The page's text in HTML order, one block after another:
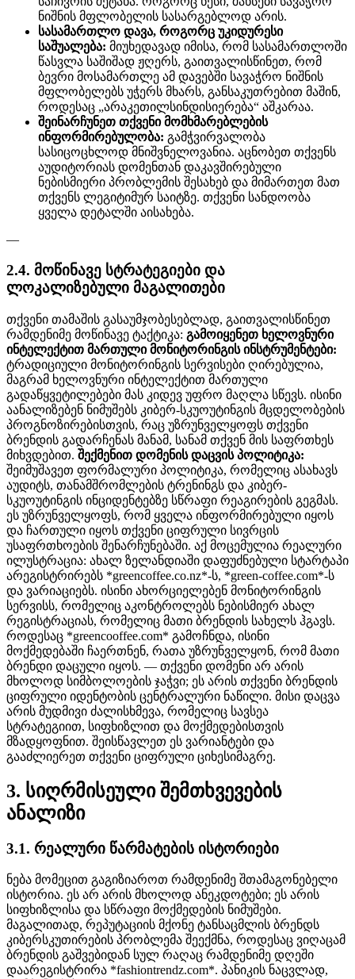
ნიშნის მფლობელის სასარგებლოდ არის.
სასამართლო დავა, როგორც უკიდურესი
საშუალება: მიუხედავად იმისა, რომ სასამართლოში
წასვლა საშიშად ჟღერს, გაითვალისწინეთ, რომ
ბევრი მოსამართლე ამ დავებში სავაჭრო ნიშნის
მფლობელებს უჭერს მხარს, განსაკუთრებით მაშინ,
როდესაც „არაკეთილსინდისიერება“ აშკარაა.
შეინარჩუნეთ თქვენი მომხმარებლების
ინფორმირებულობა: გამჭვირვალობა
სასიცოცხლოდ მნიშვნელოვანია. აცნობეთ თქვენს
აუდიტორიას დომენთან დაკავშირებული
ნებისმიერი პრობლემის შესახებ და მიმართეთ მათ
თქვენს ლეგიტიმურ საიტზე. თქვენი სანდოობა
ყველა დეტალში აისახება.
—
2.4. მოწინავე სტრატეგიები და
ლოკალიზებული მაგალითები
თქვენი თამაშის გასაუმჯობესებლად, გაითვალისწინეთ
რამდენიმე მოწინავე ტაქტიკა: გამოიყენეთ ხელოვნური
ინტელექტით მართული მონიტორინგის ინსტრუმენტები:
ტრადიციული მონიტორინგის სერვისები ღირებულია,
მაგრამ ხელოვნური ინტელექტით მართული
გადაწყვეტილებები მას კიდევ უფრო მაღლა სწევს. ისინი
აანალიზებენ ნიმუშებს კიბერ-სკუოუტინგის მცდელობების
პროგნოზირებისთვის, რაც უზრუნველყოფს თქვენი
ბრენდის გადარჩენას მანამ, სანამ თქვენ მის საფრთხეს
მიხვდებით. შექმენით დომენის დაცვის პოლიტიკა:
შეიმუშავეთ ფორმალური პოლიტიკა, რომელიც ასახავს
აუდიტს, თანამშრომლების ტრენინგს და კიბერ-
სკუოუტინგის ინციდენტებზე სწრაფი რეაგირების გეგმას.
ეს უზრუნველყოფს, რომ ყველა ინფორმირებული იყოს
და ჩართული იყოს თქვენი ციფრული სივრცის
უსაფრთხოების შენარჩუნებაში. აქ მოცემულია რეალური
ილუსტრაცია: ახალ ზელანდიაში დაფუძნებული სტარტაპი
არეგისტრირებს *greencoffee.co.nz*-ს, *green-coffee.com*-ს
და ვარიაციებს. ისინი ახორციელებენ მონიტორინგის
სერვისს, რომელიც აკონტროლებს ნებისმიერ ახალ
რეგისტრაციას, რომელიც მათი ბრენდის სახელს ჰგავს.
როდესაც *greencooffee.com* გამოჩნდა, ისინი
მოქმედებაში ჩაერთნენ, რათა უზრუნველყონ, რომ მათი
ბრენდი დაცული იყოს. — თქვენი დომენი არ არის
მხოლოდ სიმბოლოების ჯაჭვი; ეს არის თქვენი ბრენდის
ციფრული იდენტობის ცენტრალური ნაწილი. მისი დაცვა
არის მუდმივი ძალისხმევა, რომელიც სავსეა
სტრატეგიით, სიფხიზლით და მოქმედებისთვის
მზადყოფნით. შეისწავლეთ ეს ვარიანტები და
გააძლიერეთ თქვენი ციფრული ციხესიმაგრე.
3. სიღრმისეული შემთხვევების
ანალიზი
3.1. რეალური წარმატების ისტორიები
ნება მომეცით გაგიზიაროთ რამდენიმე შთამაგონებელი
ისტორია. ეს არ არის მხოლოდ ანეკდოტები; ეს არის
სიფხიზლისა და სწრაფი მოქმედების ნიმუშები.
მაგალითად, რეპუტაციის მქონე ტანსაცმლის ბრენდს
კიბერსკუთირების პრობლემა შეექმნა, როდესაც ვიღაცამ
ბრენდის გაშვებიდან სულ რაღაც რამდენიმე დღეში
დაარეგისტრირა *fashiontrendz.com*. პანიკის ნაცვლად,